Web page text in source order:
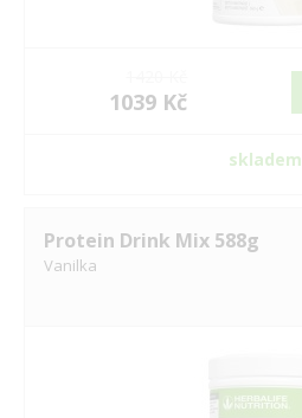
1039 Kč
skladem
Protein Drink Mix 588g
Vanilka